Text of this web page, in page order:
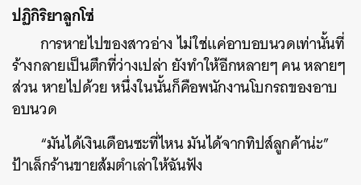
ปฏิกิริยาลูกโซ่
การหายไปของสาวอ่าง ไม่ใช่แค่อาบอบนวดเท่านั้นที่
ร้างกลายเป็นตึกที่ว่างเปล่า ยังทำให้อีกหลายๆ คน หลายๆ
ส่วน หายไปด้วย หนึ่งในนั้นก็คือพนักงานโบกรถของอาบ
อบนวด
“มันได้เงินเดือนซะที่ไหน มันได้จากทิปส์ลูกค้าน่ะ”
ป้าเล็กร้านขายส้มตำเล่าให้ฉันฟัง